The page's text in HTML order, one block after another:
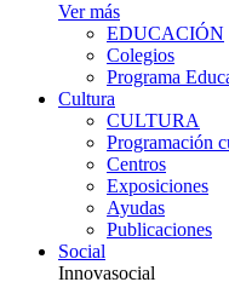
Ver más
EDUCACIÓN
Colegios
Programa
Cultura
CULTURA
Programación
Centros
Exposiciones
Ayudas
Publicaciones
Social
Innovasocial